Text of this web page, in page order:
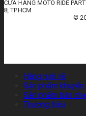
CỬA HÀNG MOTO RIDE
8, TP.HCM
©
Hàng mới về
Sản phẩm khuyến
Sản phẩm bán
Thương hiệu